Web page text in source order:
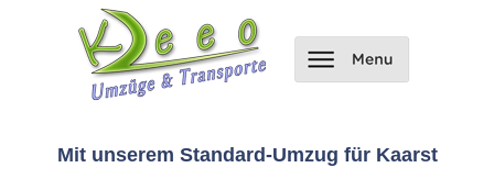
Mit unserem Standard-Umzug für Kaarst